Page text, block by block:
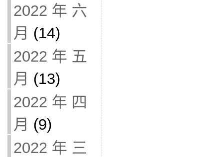
2022 年 六
月 (14)
2022 年 五
月 (13)
2022 年 四
月 (9)
2022 年 三